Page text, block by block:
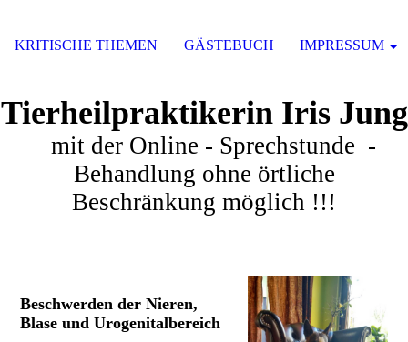
Tierheilpraktikerin Iris Jung
mit der Online - Sprechstunde -
Behandlung ohne örtliche
Beschränkung möglich !!!
Beschwerden der Nieren,
Blase und Urogenitalbereich
KRITISCHE THEMEN GÄSTEBUCH IMPRESSUM